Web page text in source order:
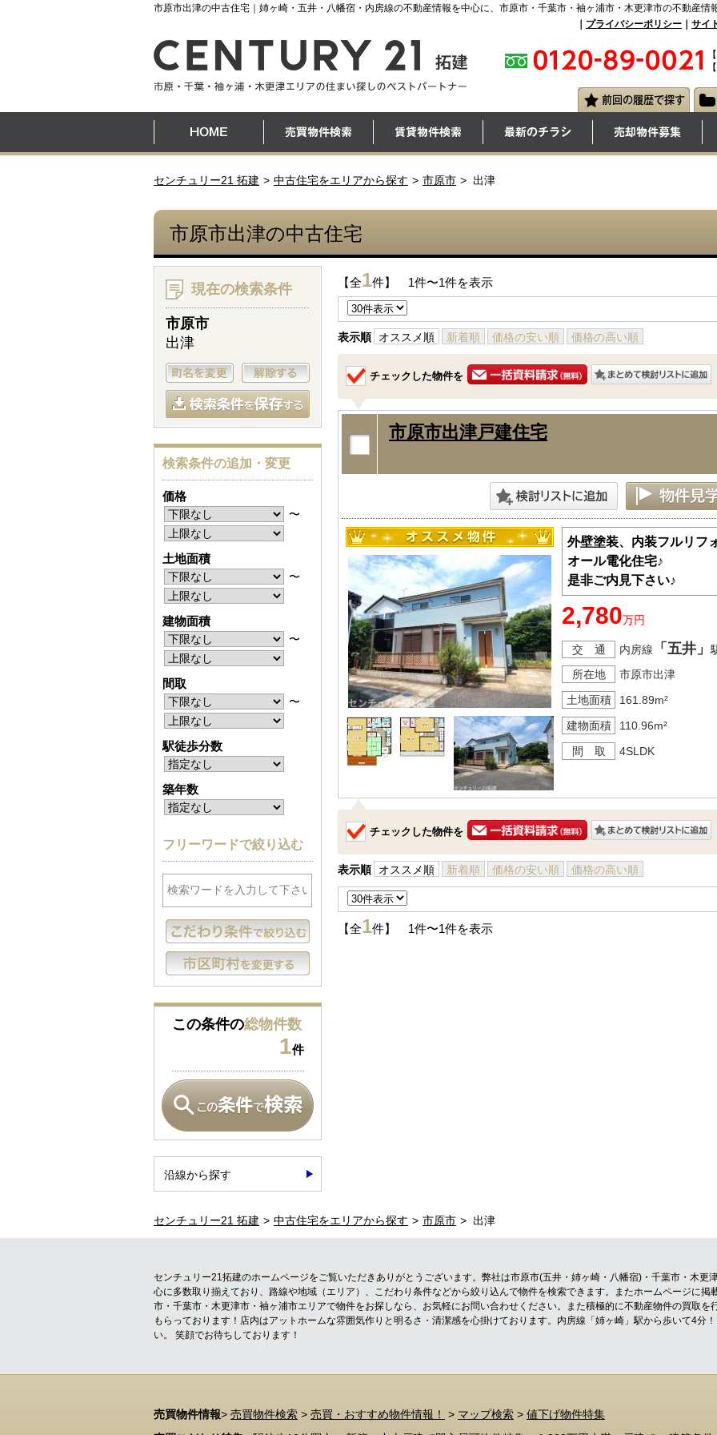
市原市出津の中古住宅｜姉ヶ崎・五井・八幡宿・内房線の不動産情報を中心に、市原市・千葉市・袖ヶ浦市・木更津市の不動産情
プライバシーポリシー サイ
センチュリー21 拓建 中古住宅をエリアから探す 市原市 出津
市原市出津の中古住宅
【全1件】 1件〜1件を表示
表示順 オススメ順 新着順 価格の安い順 価格の高い順
チェックした物件を
市原市出津戸建住宅
外壁塗装、内装フルリフ
オール電化住宅♪
是非ご内見下さい♪
2,780万円
交 通 内房線 「五井」
所在地
市原市出津
土地面積
161.89m²
建物面積
110.96m²
間 取
4SLDK
チェックした物件を
表示順 オススメ順 新着順 価格の安い順 価格の高い順
【全1件】 1件〜1件を表示
現在の検索条件
市原市
出津
検索条件の追加・変更
価格
〜
土地面積
〜
建物面積
〜
間取
〜
駅徒歩分数
築年数
フリーワードで絞り込む
この条件の総物件数
1件
沿線から探す
センチュリー21 拓建 中古住宅をエリアから探す 市原市 出津
センチュリー21拓建のホームページをご覧いただきありがとうございます。弊社は市原市(五井・姉ヶ崎・八幡宿)・千葉市・木更
心に多数取り揃えており、路線や地域（エリア）、こだわり条件などから絞り込んで物件を検索できます。またホームページに
市・千葉市・木更津市・袖ヶ浦市エリアで物件をお探しなら、お気軽にお問い合わせください。また積極的に不動産物件の買取
もらっております！店内はアットホームな雰囲気作りと明るさ・清潔感を心掛けております。内房線「姉ヶ崎」駅から歩いて4分
い。 笑顔でお待ちしております！
売買物件情報> 売買物件検索 > 売買・おすすめ物件情報！ > マップ検索 > 値下げ物件特集